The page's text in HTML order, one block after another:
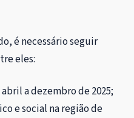
é necessário seguir
eles:
a dezembro de 2025;
e social na região de